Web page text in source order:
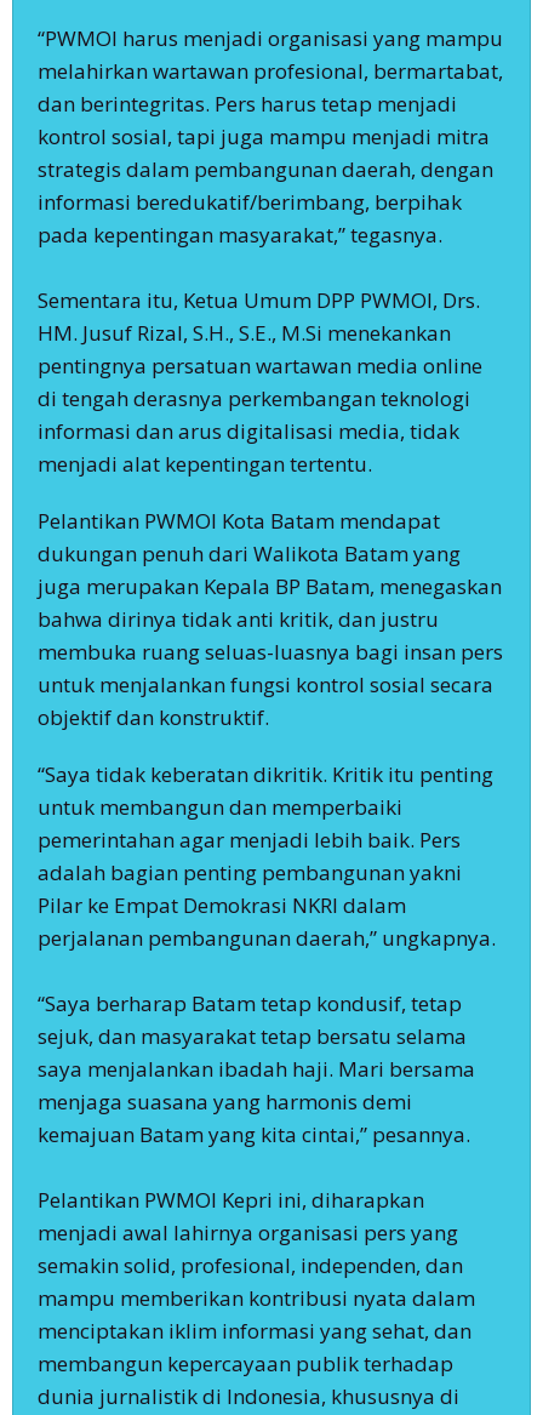
‎“PWMOI harus menjadi organisasi yang mampu
melahirkan wartawan profesional, bermartabat,
dan berintegritas. Pers harus tetap menjadi
kontrol sosial, tapi juga mampu menjadi mitra
strategis dalam pembangunan daerah, dengan
informasi beredukatif/berimbang, berpihak
pada kepentingan masyarakat,” tegasnya.
‎Sementara itu, Ketua Umum DPP PWMOI, Drs.
HM. Jusuf Rizal, S.H., S.E., M.Si menekankan
pentingnya persatuan wartawan media online
di tengah derasnya perkembangan teknologi
informasi dan arus digitalisasi media, tidak
menjadi alat kepentingan tertentu.
Pelantikan PWMOI Kota Batam mendapat
dukungan penuh dari Walikota Batam yang
juga merupakan Kepala BP Batam, menegaskan
bahwa dirinya tidak anti kritik, dan justru
membuka ruang seluas-luasnya bagi insan pers
untuk menjalankan fungsi kontrol sosial secara
objektif dan konstruktif.
‎“Saya tidak keberatan dikritik. Kritik itu penting
untuk membangun dan memperbaiki
pemerintahan agar menjadi lebih baik. Pers
adalah bagian penting pembangunan yakni
Pilar ke Empat Demokrasi NKRI dalam
perjalanan pembangunan daerah,” ungkapnya.
‎“Saya berharap Batam tetap kondusif, tetap
sejuk, dan masyarakat tetap bersatu selama
saya menjalankan ibadah haji. Mari bersama
menjaga suasana yang harmonis demi
kemajuan Batam yang kita cintai,” pesannya.
‎‎Pelantikan PWMOI Kepri ini, diharapkan
menjadi awal lahirnya organisasi pers yang
semakin solid, profesional, independen, dan
mampu memberikan kontribusi nyata dalam
menciptakan iklim informasi yang sehat, dan
membangun kepercayaan publik terhadap
dunia jurnalistik di Indonesia, khususnya di